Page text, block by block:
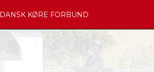
DANSK KØRE FORBUND